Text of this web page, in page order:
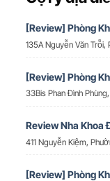
[Review] Phòng
135A Nguyễn Văn Trỗi,
[Review] Phòng
33Bis Phan Đình
Review Nha Khoa
411 Nguyễn Kiệm,
[Review] Phòng